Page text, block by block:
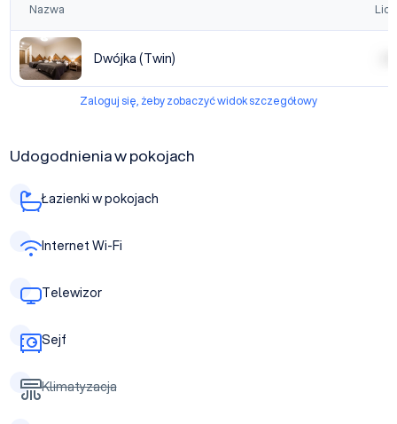
Nazwa
Dwójka (Twin)
Zaloguj się, żeby zobaczyć widok szczegółowy
Udogodnienia w pokojach
Łazienki w pokojach
Internet Wi-Fi
Telewizor
Sejf
Klimatyzacja